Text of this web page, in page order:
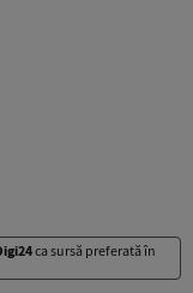
ca sursă preferată în